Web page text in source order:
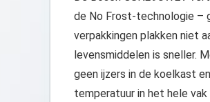
de No Frost-technologie –
verpakkingen plakken niet
levensmiddelen is sneller.
geen ijzers in de koelkast
temperatuur in het hele vak